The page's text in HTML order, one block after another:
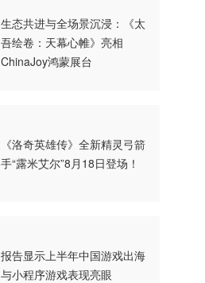
生态共进与全场景沉浸：《太
吾绘卷：天幕心帷》亮相
ChinaJoy鸿蒙展台
《洛奇英雄传》全新精灵弓箭
手“露米艾尔”8月18日登场！
报告显示上半年中国游戏出海
与小程序游戏表现亮眼